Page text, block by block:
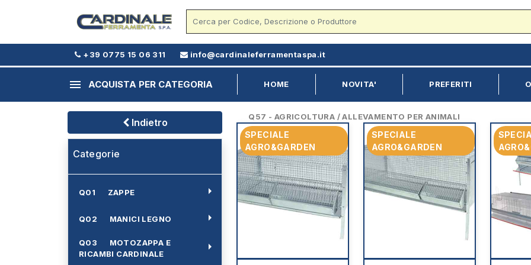
+39 0775 15 06 311 info@cardinaleferramentaspa.it
menu ACQUISTA PER CATEGORIA HOME NOVITA' PREFERITI
Indietro
Categorie
Q01 ZAPPE arrow_right
Q02 MANICI LEGNO arrow_right
Q03 MOTOZAPPA E
RICAMBI CARDINALE
arrow_right
Q57 - AGRICOLTURA / ALLEVAMENTO PER ANIMALI
SPECIALE
AGRO&GARDEN
SPECIALE
AGRO&GARDEN